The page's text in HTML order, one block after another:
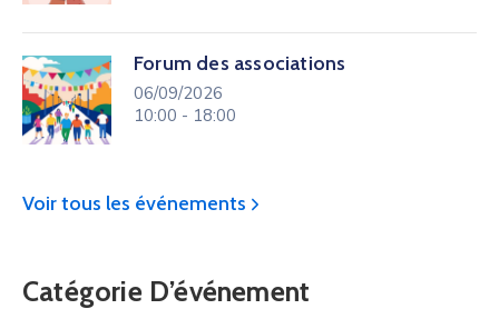
Forum des associations
06/09/2026
10:00 - 18:00
Voir tous les événements
Catégorie D’événement